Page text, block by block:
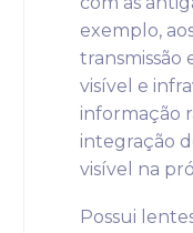
exemplo,
transmissão
visível e
informação
integração
visível na
Possui